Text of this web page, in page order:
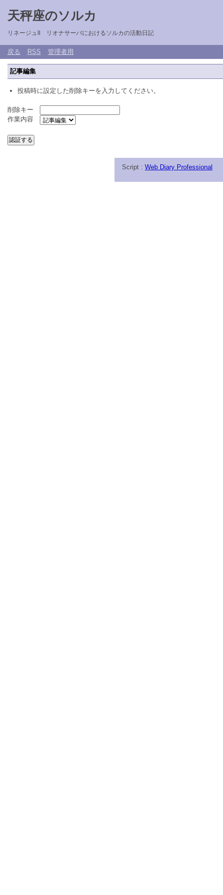
天秤座のソルカ
リネージュII リオナサーバにおけるソルカの活動日記
戻る RSS 管理者用
記事編集
投稿時に設定した削除キーを入力してください。
削除キー
作業内容
Script : Web Diary Professional